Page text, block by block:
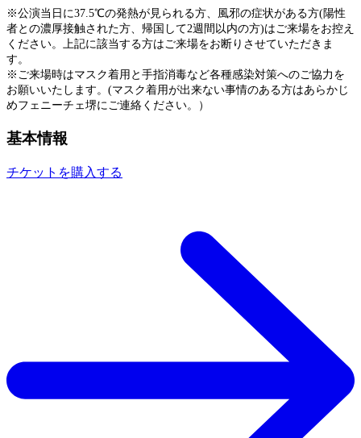
※公演当日に37.5℃の発熱が見られる方、風邪の症状がある方(陽性
者との濃厚接触された方、帰国して2週間以内の方)はご来場をお控え
ください。上記に該当する方はご来場をお断りさせていただきま
す。
※ご来場時はマスク着用と手指消毒など各種感染対策へのご協力を
お願いいたします。(マスク着用が出来ない事情のある方はあらかじ
めフェニーチェ堺にご連絡ください。）
基本情報
チケットを購入する